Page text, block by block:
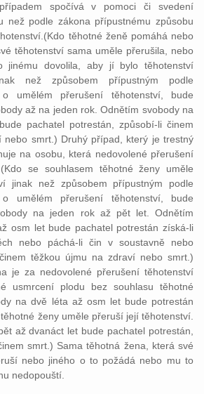
spočívá v pomoci či svedení
než podle zákona přípustnému způsobu
těhotné ženě pomáhá nebo
těhotenství sama uměle přerušila, nebo
jinému dovolila, aby jí bylo těhotenství
než způsobem přípustným podle
umělém přerušení těhotenství, bude
až na jeden rok. Odnětím svobody na
pachatel potrestán, způsobí-li činem
nebo smrt.) Druhý případ, který je trestný
na osobu, která nedovolené přerušení
se souhlasem těhotné ženy uměle
jinak než způsobem přípustným podle
umělém přerušení těhotenství, bude
na jeden rok až pět let. Odnětím
osm let bude pachatel potrestán získá-li
nebo páchá-li čin v soustavně nebo
těžkou újmu na zdraví nebo smrt.)
je za nedovolené přerušení těhotenství
usmrcení plodu bez souhlasu těhotné
na dvě léta až osm let bude potrestán
ženy uměle přeruší její těhotenství.
až dvanáct let bude pachatel potrestán,
smrt.) Sama těhotná žena, která své
nebo jiného o to požádá nebo mu to
nedopouští.